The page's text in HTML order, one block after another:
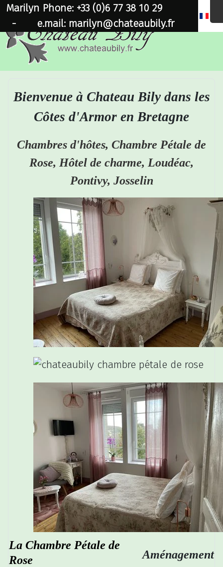
Marilyn Phone: +33 (0)6 77 38 10 29
- e.mail: marilyn@chateaubily.fr ×
Bienvenue à Chateau Bily dans les
Côtes d'Armor en Bretagne
Chambres d'hôtes, Chambre Pétale de
Rose, Hôtel de charme, Loudéac,
Pontivy, Josselin
La Chambre Pétale de
Rose
Aménagement